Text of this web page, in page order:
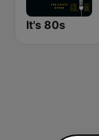
It's 80s